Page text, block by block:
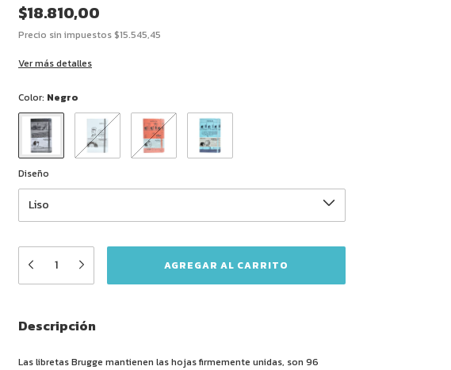
$18.810,00
Precio sin impuestos$15.545,45
Ver más detalles
Color: Negro
Diseño
Descripción
Las libretas Brugge mantienen las hojas firmemente unidas, son 96